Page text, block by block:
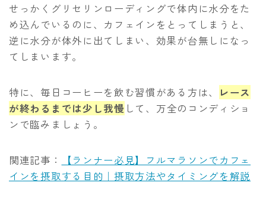
せっかくグリセリンローディングで体内に水分をた
め込んでいるのに、カフェインをとってしまうと、
逆に水分が体外に出てしまい、効果が台無しになっ
てしまいます。
特に、毎日コーヒーを飲む習慣がある方は、
レース
が終わるまでは少し我慢 して、万全のコンディショ
ンで臨みましょう。
関連記事：
【ランナー必見】フルマラソンでカフェ
インを摂取する目的｜摂取方法やタイミングを解説